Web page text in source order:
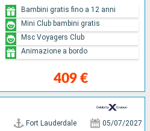
409 €
Bambini gratis fino a 12 anni
Mini Club bambini gratis
Msc Voyagers Club
Animazione a bordo
Fort Lauderdale 05/07/2027